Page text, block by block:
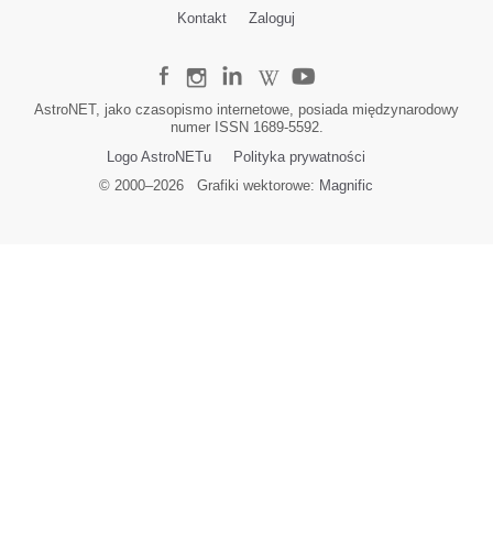
Kontakt
Zaloguj
AstroNET, jako czasopismo internetowe, posiada międzynarodowy
numer ISSN 1689-5592.
Logo AstroNETu
Polityka prywatności
© 2000–2026Grafiki wektorowe: Magnific